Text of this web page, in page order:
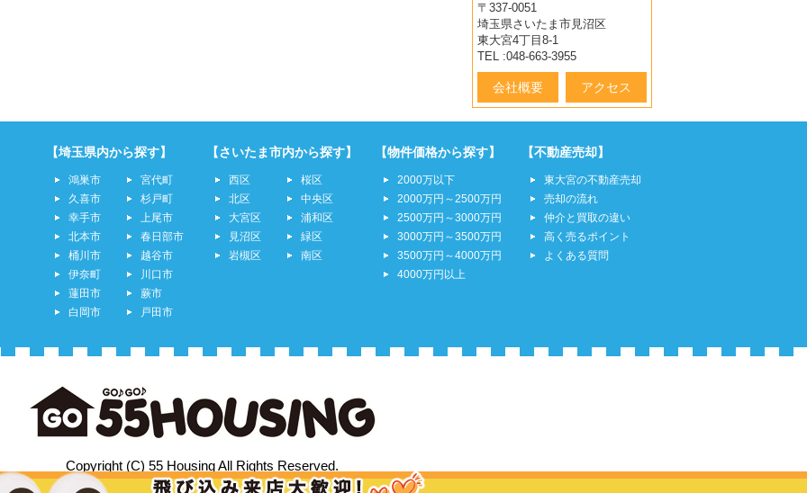
〒337-0051
埼玉県さいたま市見沼区
東大宮4丁目8-1
TEL :048-663-3955
会社概要 アクセス
【埼玉県内から探す】
鴻巣市
久喜市
幸手市
北本市
桶川市
伊奈町
蓮田市
白岡市
宮代町
杉戸町
上尾市
春日部市
越谷市
川口市
蕨市
戸田市
【さいたま市内から探す】
西区
北区
大宮区
見沼区
岩槻区
桜区
中央区
浦和区
緑区
南区
【物件価格から探す】
2000万以下
2000万円～2500万円
2500万円～3000万円
3000万円～3500万円
3500万円～4000万円
4000万円以上
【不動産売却】
東大宮の不動産売却
売却の流れ
仲介と買取の違い
高く売るポイント
よくある質問
Copyright (C) 55 Housing All Rights Reserved.